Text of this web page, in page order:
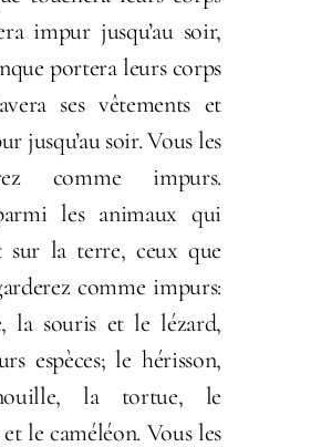
impur jusqu’au soir,
portera leurs corps
ses vêtements et
jusqu’au soir. Vous les
comme impurs.
les animaux qui
sur la terre, ceux que
comme impurs:
la souris et le lézard,
espèces; le hérisson,
la tortue, le
le caméléon. Vous les